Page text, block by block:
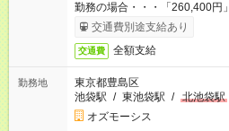
勤務の場合・・・「260,400
異なります。
交通費別途支給あり
交通費 全額支給
勤務地
東京都豊島区
池袋駅 / 東池袋駅 / 北池袋駅
オズモーシス